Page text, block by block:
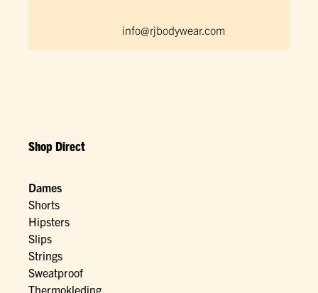
info@rjbodywear.com
Shop Direct
Dames
Shorts
Hipsters
Slips
Strings
Sweatproof
Thermokleding